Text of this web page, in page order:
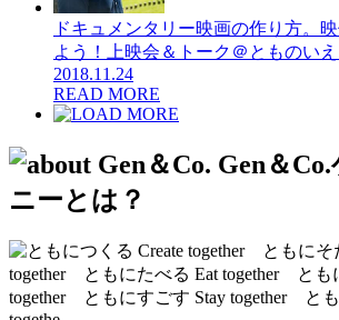
ドキュメンタリー映画の作り方。
よう！上映会＆トーク＠とものいえ
2018.11.24
READ MORE